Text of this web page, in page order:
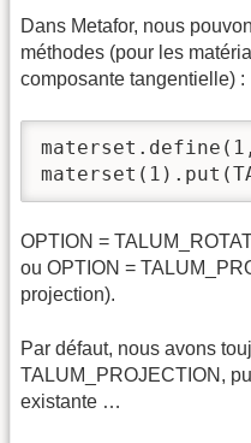
Dans Metafor, nous
méthodes (pour les
composante tangentielle) :
OPTION =
ou OPTION =
projection).
Par défaut, nous avons
TALUM_PROJECTION,
existante …